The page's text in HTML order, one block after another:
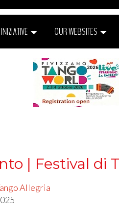
INIZIATIVE OUR WEBSITES
| Festival di
Allegria